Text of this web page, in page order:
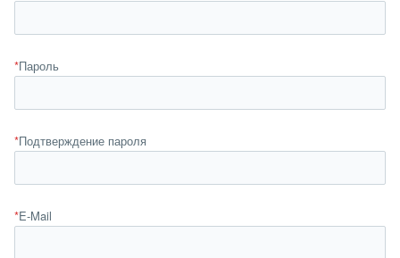
*Пароль
*Подтверждение пароля
*E-Mail